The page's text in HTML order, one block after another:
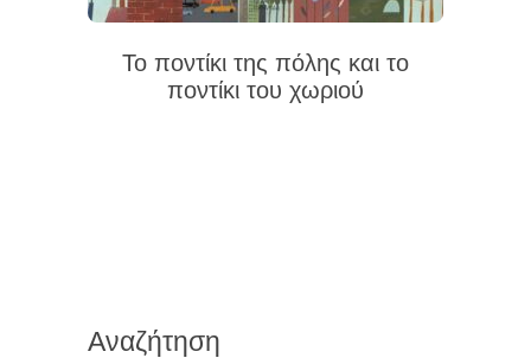
Το ποντίκι της πόλης και το
ποντίκι του χωριού
Αναζήτηση